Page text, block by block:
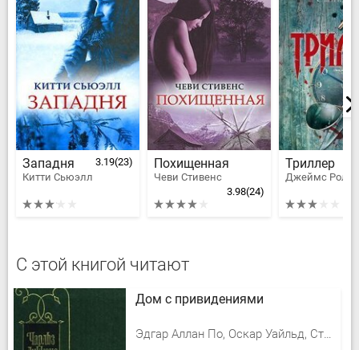
Западня
Китти Сьюэлл
3.19(23) Похищенная
Чеви Стивенс
3.98(24)
Триллер
С этой книгой читают
Дом с привидениями
Эдгар Аллан По, Оскар Уайльд, Стивенсон Роберт Льюис, Джозеф Шеридан Ле Фаню, Вашингтон Ирвинг, Конан Дойл Артур Игнатиус, Шелли Мэри Уолстонкрафт, Уэллс Герберт Джордж, Чарльз Диккенс, Уильям Уилки Коллинз